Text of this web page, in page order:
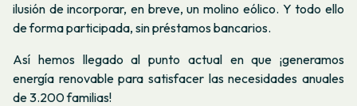
ilusión de incorporar, en breve, un molino eólico. Y todo ello
de forma participada, sin préstamos bancarios.
Así hemos llegado al punto actual en que ¡generamos
energía renovable para satisfacer las necesidades anuales
de 3.200 familias!